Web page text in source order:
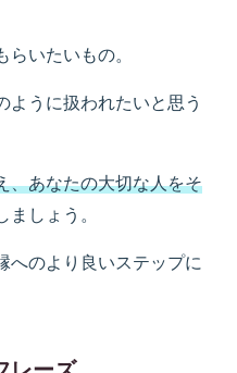
いたいもの。
ように扱われたいと思う
、あなたの大切な人をそ
ましょう。
へのより良いステップに